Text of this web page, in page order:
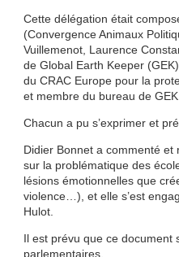
Cette délégation était
(Convergence Animaux
Vuillemenot, Laurence
de Global Earth Keeper
du CRAC Europe pour la
et membre du bureau de GEK.
Chacun a pu s’exprimer et
Didier Bonnet a commenté
sur la problématique des
lésions émotionnelles que
violence…), et elle s’est
Hulot.
Il est prévu que ce document
parlementaires.